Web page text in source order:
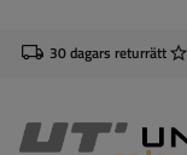
30 dagars returrätt